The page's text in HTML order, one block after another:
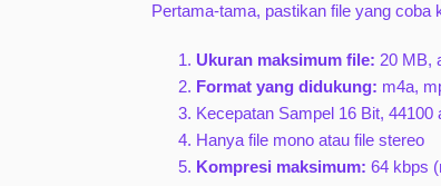
Pertama-tama, pastikan file yang coba
Ukuran maksimum file: 20 MB,
Format yang didukung: m4a,
Kecepatan Sampel 16 Bit, 44100
Hanya file mono atau file stereo
Kompresi maksimum: 64 kbps